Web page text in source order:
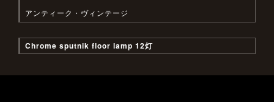
アンティーク・ヴィンテージ
Chrome sputnik floor lamp 12灯